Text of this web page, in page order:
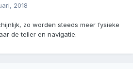
2018
zo worden steeds meer fysieke
de teller en navigatie.